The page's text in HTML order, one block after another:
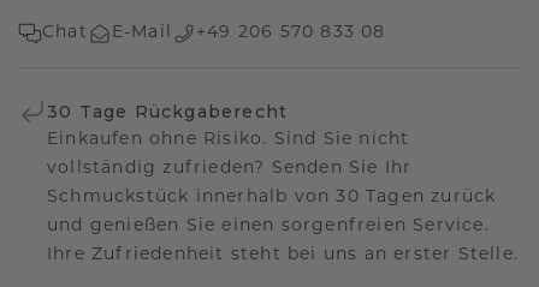
Chat E-Mail +49 206 570 833 08
30 Tage Rückgaberecht
Einkaufen ohne Risiko. Sind Sie nicht
vollständig zufrieden? Senden Sie Ihr
Schmuckstück innerhalb von 30 Tagen zurück
und genießen Sie einen sorgenfreien Service.
Ihre Zufriedenheit steht bei uns an erster Stelle.